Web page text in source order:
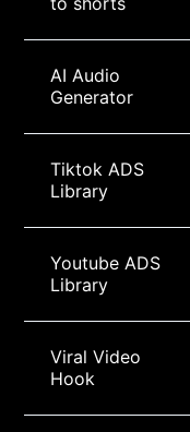
AI Audio
Generator
Tiktok ADS
Library
Youtube ADS
Library
Viral Video
Hook